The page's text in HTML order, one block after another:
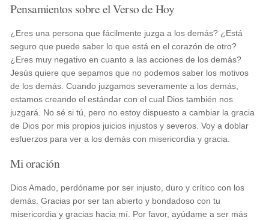
Pensamientos sobre el Verso de Hoy
¿Eres una persona que fácilmente juzga a los demás? ¿Está
seguro que puede saber lo que está en el corazón de otro?
¿Eres muy negativo en cuanto a las acciones de los demás?
Jesús quiere que sepamos que no podemos saber los motivos
de los demás. Cuando juzgamos severamente a los demás,
estamos creando el estándar con el cual Dios también nos
juzgará. No sé si tú, pero no estoy dispuesto a cambiar la gracia
de Dios por mis propios juicios injustos y severos. Voy a doblar
esfuerzos para ver a los demás con misericordia y gracia.
Mi oración
Dios Amado, perdóname por ser injusto, duro y crítico con los
demás. Gracias por ser tan abierto y bondadoso con tu
misericordia y gracias hacia mí. Por favor, ayúdame a ser más